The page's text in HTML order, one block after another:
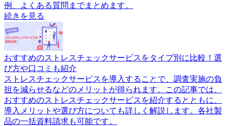
例、よくある質問までまとめます。
続きを見る
おすすめのストレスチェックサービスをタイプ別に比較！選
び方や口コミも紹介
ストレスチェックサービスを導入することで、調査実施の負
担を減らせるなどのメリットが得られます。この記事では、
おすすめのストレスチェックサービスを紹介するとともに、
導入メリットや選び方についても詳しく解説します。各社製
品の一括資料請求も可能です。